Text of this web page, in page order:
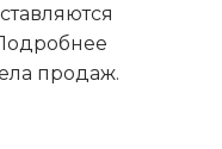
продаж.